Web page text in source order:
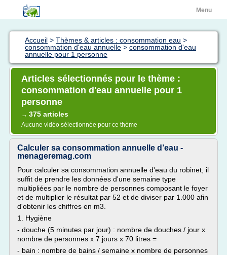
Menu
Accueil > Thèmes & articles : consommation eau >
consommation d'eau annuelle > consommation d'eau
annuelle pour 1 personne
Articles sélectionnés pour le thème :
consommation d'eau annuelle pour 1
personne
→ 375 articles
Aucune vidéo sélectionnée pour ce thème
Calculer sa consommation annuelle d’eau -
menageremag.com
Pour calculer sa consommation annuelle d'eau du robinet, il
suffit de prendre les données d'une semaine type
multipliées par le nombre de personnes composant le foyer
et de multiplier le résultat par 52 et de diviser par 1.000 afin
d'obtenir les chiffres en m3.
1. Hygiène
- douche (5 minutes par jour) : nombre de douches / jour x
nombre de personnes x 7 jours x 70 litres =
- bain : nombre de bains / semaine x nombre de personnes